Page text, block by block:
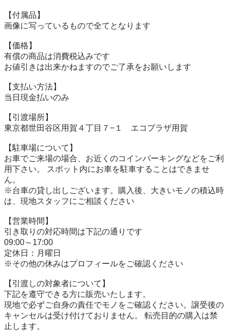
【付属品】
画像に写っているもので全てとなります
【価格】
有償の商品は消費税込みです
お値引きは出来かねますのでご了承をお願いします
【⽀払い⽅法】
当⽇現⾦払いのみ
【引渡場所】
東京都世田谷区用賀４丁目７−１　エコプラザ用賀
【駐⾞場について】
お車でご来場の場合、お近くのコインパーキングなどをご利
用下さい。 スポット内にお車を駐車することはできませ
ん。
※台⾞の貸し出しございます。購入後、大きいモノの積込時
は、現地スタッフにご相談ください
【営業時間】
引き取りの対応時間は下記の通りです
09:00～17:00
定休日：月曜日
※その他の休みはプロフィールをご確認ください
【引渡しの対象者について】
下記を遵守できる⽅に販売いたします。
現地で必ずご⾃⾝の責任でモノをご確認ください。譲受後の
キャンセルは受け付けておりません。 転売⽬的の購⼊は禁
⽌します。